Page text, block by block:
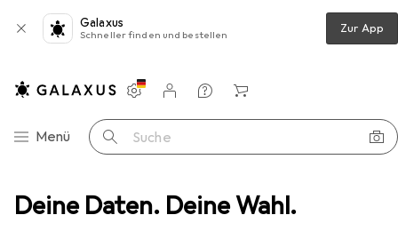
Deine Daten. Deine Wahl.
Galaxus
Schneller finden und bestellen Zur App
Navigation nach Kategorien
Menü Suche
Einstellungen
Kundenkonto
Vergleichslisten
Merklisten
Warenkorb
Regal VCM Holz Stand Regal Mendas 3fach